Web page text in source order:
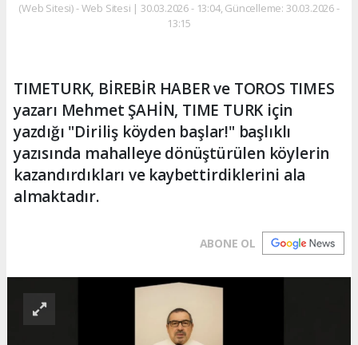
(Web Sitesi) - Web Sitesi | 30.03.2026 - 13:04, Güncelleme: 30.03.2026 -
13:15
TIMETURK, BİREBİR HABER ve TOROS TIMES
yazarı Mehmet ŞAHİN, TIME TURK için
yazdığı "Diriliş köyden başlar!" başlıklı
yazısında mahalleye dönüştürülen köylerin
kazandırdıkları ve kaybettirdiklerini ala
almaktadır.
ABONE OL